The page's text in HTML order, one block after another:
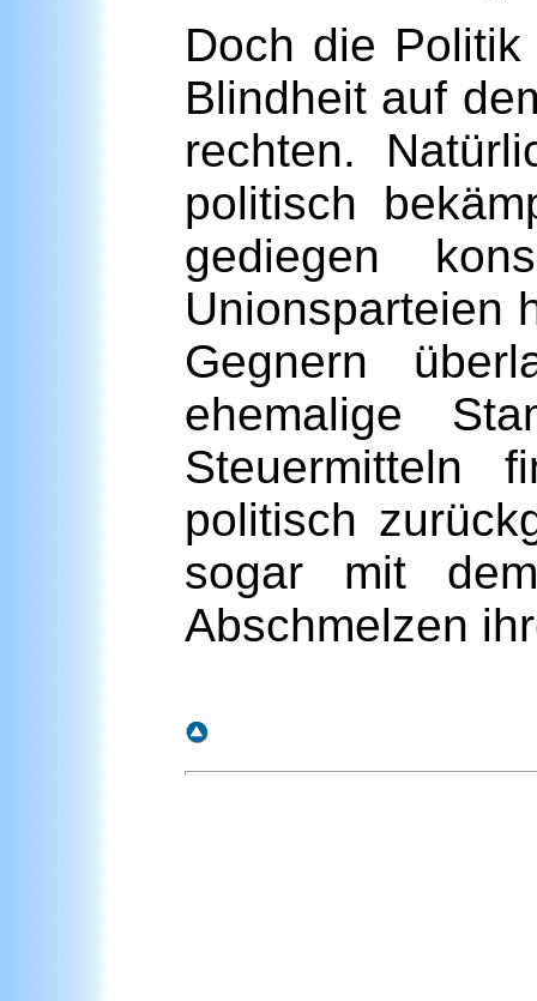
Doch die
Blindheit auf
rechten.
politisch
gediegen
Unionsparteien
Gegnern
ehemalige
Steuermitteln
politisch
sogar mit
Abschmelzen